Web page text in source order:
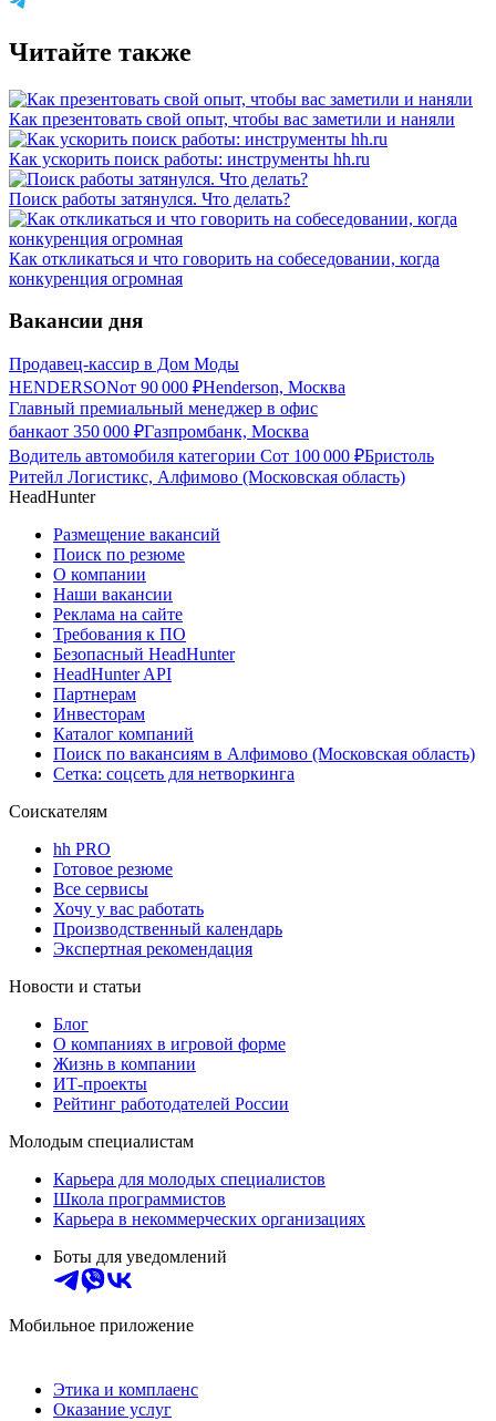
Читайте также
Как презентовать свой опыт, чтобы вас заметили и наняли
Как ускорить поиск работы: инструменты hh.ru
Поиск работы затянулся. Что делать?
Как откликаться и что говорить на собеседовании, когда
конкуренция огромная
Вакансии дня
Продавец-кассир в Дом Моды
HENDERSONот 90 000 ₽Henderson, Москва
Главный премиальный менеджер в офис
банкаот 350 000 ₽Газпромбанк, Москва
Водитель автомобиля категории Сот 100 000 ₽Бристоль
Ритейл Логистикс, Алфимово (Московская область)
HeadHunter
Размещение вакансий
Поиск по резюме
О компании
Наши вакансии
Реклама на сайте
Требования к ПО
Безопасный HeadHunter
HeadHunter API
Партнерам
Инвесторам
Каталог компаний
Поиск по вакансиям в Алфимово (Московская область)
Сетка: соцсеть для нетворкинга
Соискателям
hh PRO
Готовое резюме
Все сервисы
Хочу у вас работать
Производственный календарь
Экспертная рекомендация
Новости и статьи
Блог
О компаниях в игровой форме
Жизнь в компании
ИТ-проекты
Рейтинг работодателей России
Молодым специалистам
Карьера для молодых специалистов
Школа программистов
Карьера в некоммерческих организациях
Боты для уведомлений
Мобильное приложение
Этика и комплаенс
Оказание услуг